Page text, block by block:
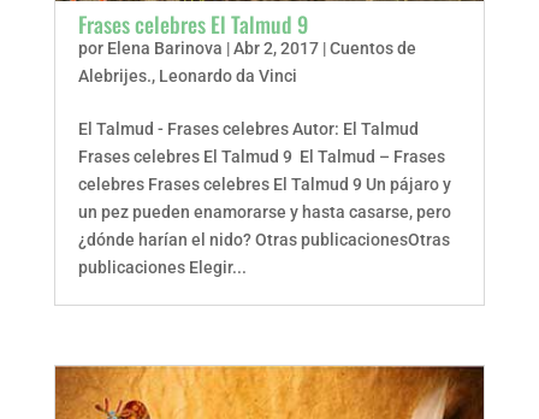
Frases celebres El Talmud 9
por Elena Barinova |Abr 2, 2017|Cuentos de
Alebrijes., Leonardo da Vinci
El Talmud - Frases celebres Autor: El Talmud
Frases celebres El Talmud 9 El Talmud – Frases
celebres Frases celebres El Talmud 9 Un pájaro y
un pez pueden enamorarse y hasta casarse, pero
¿dónde harían el nido? Otras publicacionesOtras
publicaciones Elegir...